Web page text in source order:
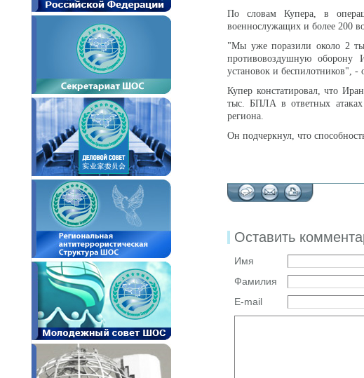
По словам Купера, в
военнослужащих и более 200
"Мы уже поразили около 2
противовоздушную оборону
установок и беспилотников", -
Купер констатировал, что
тыс. БПЛА в ответных
региона.
Он подчеркнул, что
Оставить
Имя
Фамилия
E-mail